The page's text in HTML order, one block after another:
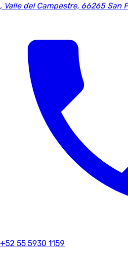
, Valle del Campestre, 66265 San
+52 55 5930 1159